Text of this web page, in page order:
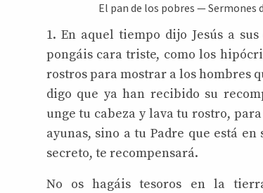
El pan de los pobres —Sermones
1. En aquel tiempo dijo Jesús a
pongáis cara triste, como los
rostros para mostrar a los hombres
digo que ya han recibido su
unge tu cabeza y lava tu rostro,
ayunas, sino a tu Padre que está
secreto, te recompensará.
No os hagáis tesoros en la